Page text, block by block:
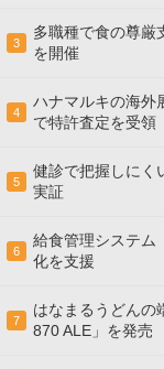
3
多職種で食の尊厳
を開催
4
ハナマルキの海外
で特許査定を受領
5
健診で把握しにく
実証
6
給食管理システム
化を支援
7
はなまるうどんの
870 ALE」を発売